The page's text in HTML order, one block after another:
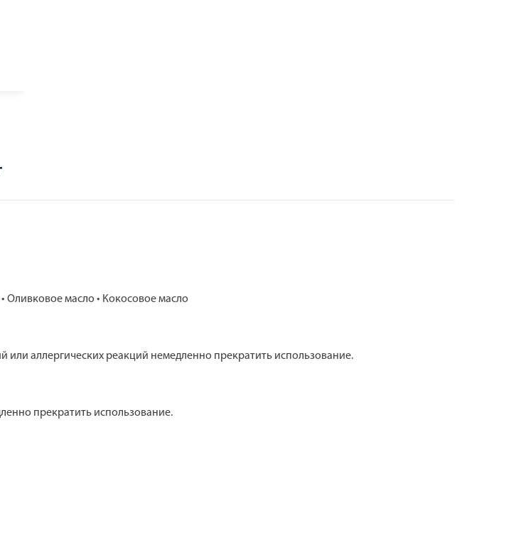
Оливковое масло • Кокосовое масло
аллергических реакций немедленно прекратить использование.
прекратить использование.